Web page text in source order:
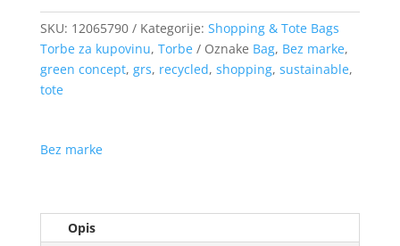
SKU: 12065790 Kategorije: Shopping & Tote Bags
Torbe za kupovinu, Torbe Oznake Bag, Bez marke,
green concept, grs, recycled, shopping, sustainable,
tote
Bez marke
Opis